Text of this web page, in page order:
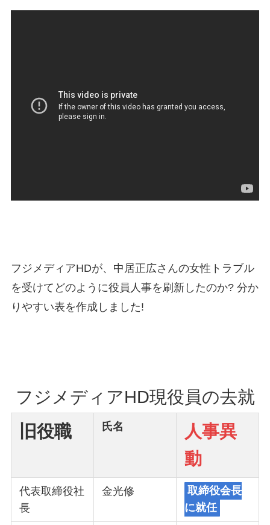
フジメディアHDが、中居正広さんの女性トラブル
を受けてどのように役員人事を刷新したのか? 分か
りやすい表を作成しました!
フジメディアHD現役員の去就
旧役職
氏名
人事異
動
代表取締役社
長
金光修
取締役会長
に就任